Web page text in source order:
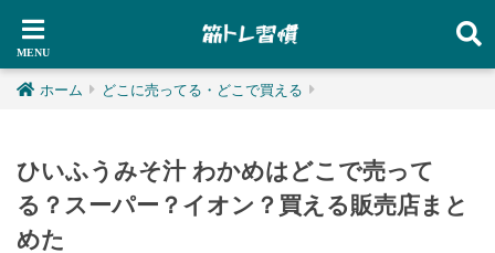
ホーム どこに売ってる・どこで買える
ひいふうみそ汁 わかめはどこで売って
る？スーパー？イオン？買える販売店まと
めた